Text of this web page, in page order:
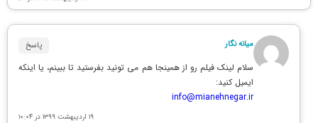
میانه نگار پاسخ
سلام لینک فیلم رو از همینجا هم می تونید بفرستید تا ببینم، یا اینکه
ایمیل کنید:
info@mianehnegar.ir
۱۹ اردیبهشت ۱۳۹۹ در ۱۰:۰۴